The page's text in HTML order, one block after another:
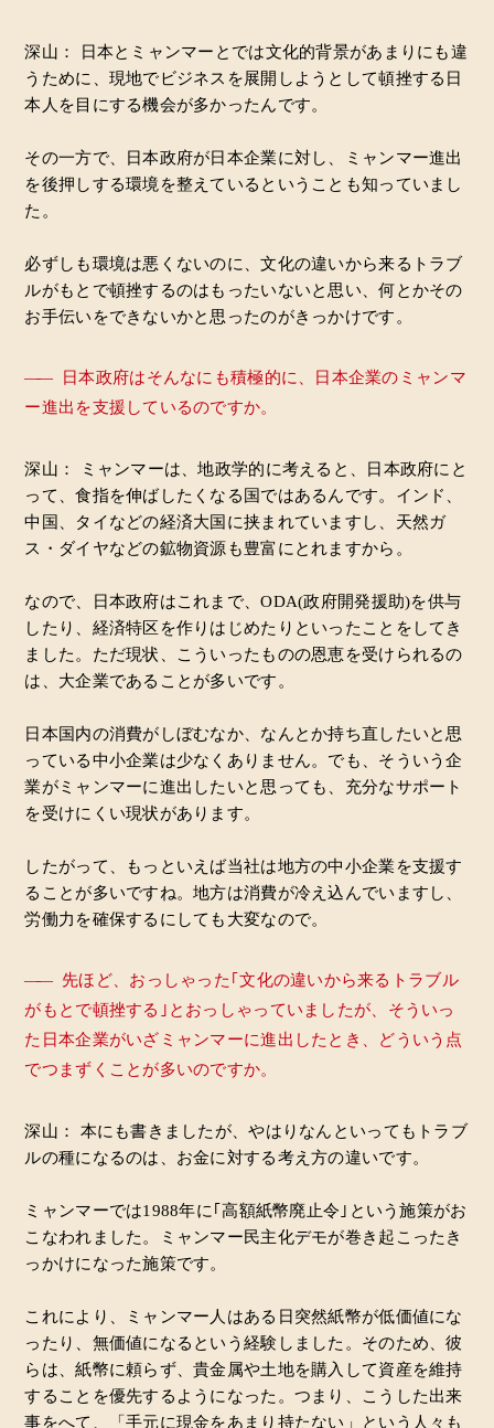
深山： 日本とミャンマーとでは文化的背景があまりにも違
うために、現地でビジネスを展開しようとして頓挫する日
本人を目にする機会が多かったんです。
その一方で、日本政府が日本企業に対し、ミャンマー進出
を後押しする環境を整えているということも知っていまし
た。
必ずしも環境は悪くないのに、文化の違いから来るトラブ
ルがもとで頓挫するのはもったいないと思い、何とかその
お手伝いをできないかと思ったのがきっかけです。
――
日本政府はそんなにも積極的に、日本企業のミャンマ
ー進出を支援しているのですか。
深山： ミャンマーは、地政学的に考えると、日本政府にと
って、食指を伸ばしたくなる国ではあるんです。インド、
中国、タイなどの経済大国に挟まれていますし、天然ガ
ス・ダイヤなどの鉱物資源も豊富にとれますから。
なので、日本政府はこれまで、ODA(政府開発援助)を供与
したり、経済特区を作りはじめたりといったことをしてき
ました。ただ現状、こういったものの恩恵を受けられるの
は、大企業であることが多いです。
日本国内の消費がしぼむなか、なんとか持ち直したいと思
っている中小企業は少なくありません。でも、そういう企
業がミャンマーに進出したいと思っても、充分なサポート
を受けにくい現状があります。
したがって、もっといえば当社は地方の中小企業を支援す
ることが多いですね。地方は消費が冷え込んでいますし、
労働力を確保するにしても大変なので。
――
先ほど、おっしゃった｢文化の違いから来るトラブル
がもとで頓挫する｣とおっしゃっていましたが、そういっ
た日本企業がいざミャンマーに進出したとき、どういう点
でつまずくことが多いのですか。
深山： 本にも書きましたが、やはりなんといってもトラブ
ルの種になるのは、お金に対する考え方の違いです。
ミャンマーでは1988年に｢高額紙幣廃止令｣という施策がお
こなわれました。ミャンマー民主化デモが巻き起こったき
っかけになった施策です。
これにより、ミャンマー人はある日突然紙幣が低価値にな
ったり、無価値になるという経験しました。そのため、彼
らは、紙幣に頼らず、貴金属や土地を購入して資産を維持
することを優先するようになった。つまり、こうした出来
事をへて、「手元に現金をあまり持たない」という人々も